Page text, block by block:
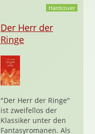
Hardcover
Der Herr der
Ringe
"Der Herr der Ringe"
ist zweifellos der
Klassiker unter den
Fantasyromanen. Als